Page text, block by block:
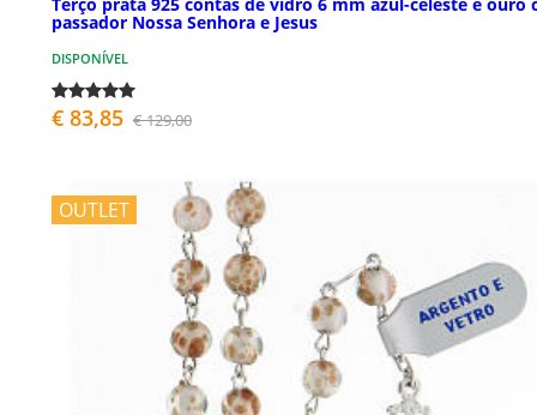
passador Nossa Senhora e Jesus
DISPONÍVEL
€ 83,85 € 129,00
OUTLET